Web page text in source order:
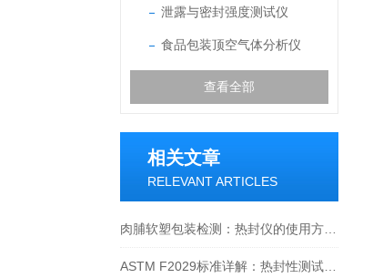
泄露与密封强度测试仪
食品包装顶空气体分析仪
查看全部
相关文章
RELEVANT ARTICLES